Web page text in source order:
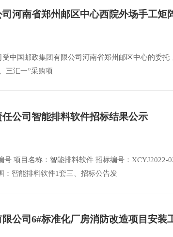
中国邮政集团有限公司河南省郑州邮区中心的委
三汇一”采购项
公司智能排料软件招标结果公示
号 项目名称：智能排料软件 招标编号：
：智能排料软件1套三、招标公告发
公司6#标准化厂房消防改造项目安装